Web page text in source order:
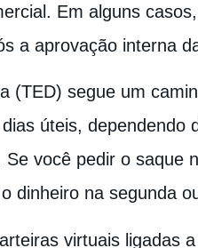
Em alguns
a aprovação interna
(TED) segue um
úteis, dependendo
Se você pedir o saque
dinheiro na segunda
virtuais ligadas